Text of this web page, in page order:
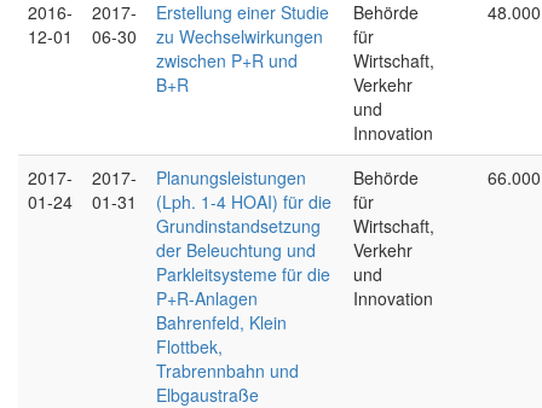
2016-
12-01
2017-
06-30
Erstellung einer Studie
zu Wechselwirkungen
zwischen P+R und
B+R
Behörde
für
Wirtschaft,
Verkehr
und
Innovation
2017-
01-24
2017-
01-31
Planungsleistungen
(Lph. 1-4 HOAI) für die
Grundinstandsetzung
der Beleuchtung und
Parkleitsysteme für die
P+R-Anlagen
Bahrenfeld, Klein
Flottbek,
Trabrennbahn und
Elbgaustraße
Behörde
für
Wirtschaft,
Verkehr
und
Innovation